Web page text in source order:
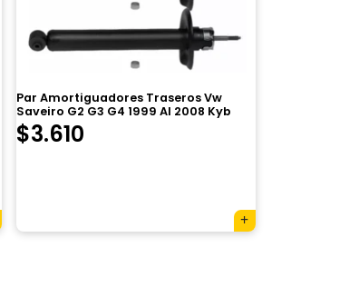
Par Amortiguadores Traseros Vw
Saveiro G2 G3 G4 1999 Al 2008 Kyb
El
era:
$3.610El
es: